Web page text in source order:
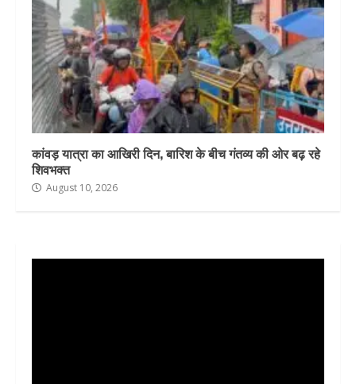
कांवड़ यात्रा का आखिरी दिन, बारिश के बीच गंतव्य की ओर बढ़ रहे
शिवभक्त
August 10, 2026